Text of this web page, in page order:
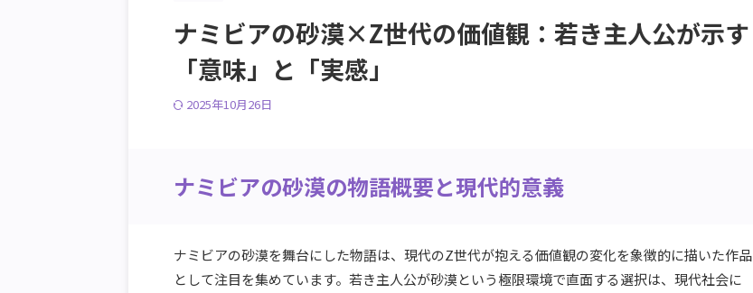
ナミビアの砂漠×Z世代の価値観：若き主人公が示す
「意味」と「実感」
2025年10月26日
ナミビアの砂漠の物語概要と現代的意義
ナミビアの砂漠を舞台にした物語は、現代のZ世代が抱える価値観の変化を象徴的に描いた作品
として注目を集めています。若き主人公が砂漠という極限環境で直面する選択は、現代社会に